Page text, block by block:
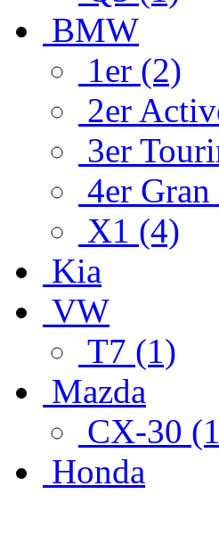
BMW
1er (2)
2er
3er
4er
X1 (4)
Kia
VW
T7 (1)
Mazda
CX-30
Honda